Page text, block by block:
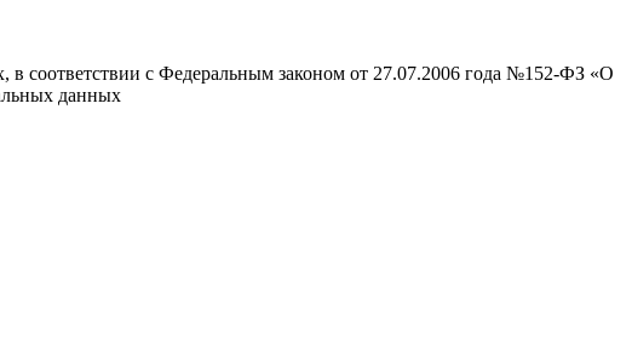
в соответствии с Федеральным законом от 27.07.2006 года №152-ФЗ «О
данных